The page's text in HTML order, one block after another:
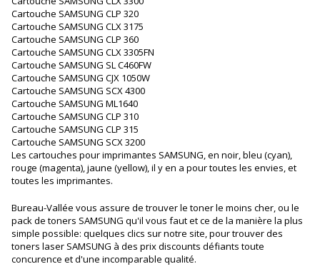
Cartouche SAMSUNG CLP 320
Cartouche SAMSUNG CLX 3175
Cartouche SAMSUNG CLP 360
Cartouche SAMSUNG CLX 3305FN
Cartouche SAMSUNG SL C460FW
Cartouche SAMSUNG CJX 1050W
Cartouche SAMSUNG SCX 4300
Cartouche SAMSUNG ML1640
Cartouche SAMSUNG CLP 310
Cartouche SAMSUNG CLP 315
Cartouche SAMSUNG SCX 3200
Les cartouches pour imprimantes SAMSUNG, en noir, bleu (cyan),
rouge (magenta), jaune (yellow), il y en a pour toutes les envies, et
toutes les imprimantes.
Bureau-Vallée vous assure de trouver le toner le moins cher, ou le
pack de toners SAMSUNG qu'il vous faut et ce de la manière la plus
simple possible: quelques clics sur notre site, pour trouver des
toners laser SAMSUNG à des prix discounts défiants toute
concurence et d'une incomparable qualité.